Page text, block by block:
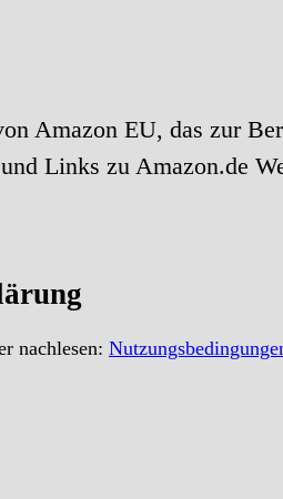
Amazon EU, das zur
Links zu Amazon.de
nachlesen: